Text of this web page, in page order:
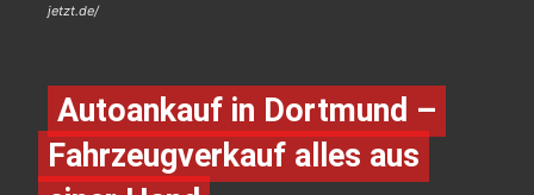
jetzt.de/
Autoankauf in Dortmund –
Fahrzeugverkauf alles aus